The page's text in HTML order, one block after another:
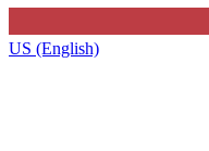
US (English)